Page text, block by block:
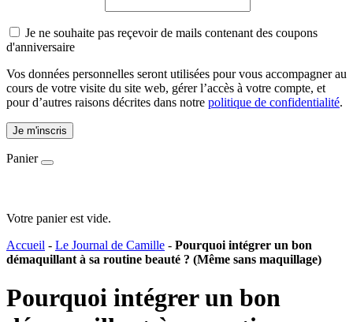
Je ne souhaite pas reçevoir de mails contenant des coupons
d'anniversaire
Vos données personnelles seront utilisées pour vous accompagner au
cours de votre visite du site web, gérer l’accès à votre compte, et
pour d’autres raisons décrites dans notre politique de confidentialité.
Je m'inscris
Panier
Votre panier est vide.
Accueil - Le Journal de Camille - Pourquoi intégrer un bon
démaquillant à sa routine beauté ? (Même sans maquillage)
Pourquoi intégrer un bon